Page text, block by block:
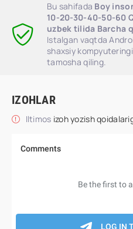
Bu sahifada Boy
10-20-30-40-50-60
uzbek tilida Barcha
Istalgan vaqtda
shaxsiy
tamosha qiling.
IZOHLAR
Iltimos izoh yozish